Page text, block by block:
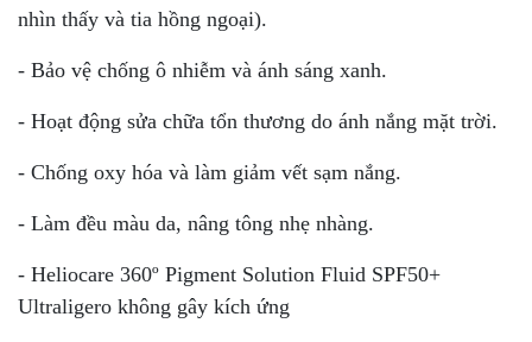
nhìn thấy và tia hồng ngoại).
- Bảo vệ chống ô nhiễm và ánh sáng xanh.
- Hoạt động sửa chữa tổn thương do ánh nắng mặt trời.
- Chống oxy hóa và làm giảm vết sạm nắng.
- Làm đều màu da, nâng tông nhẹ nhàng.
- Heliocare 360º Pigment Solution Fluid SPF50+
Ultraligero không gây kích ứng